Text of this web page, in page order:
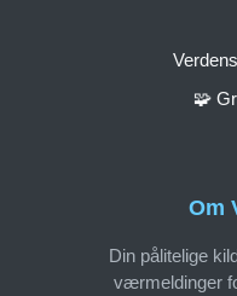
Om
Din pålitelige
værmeldinger
🧩